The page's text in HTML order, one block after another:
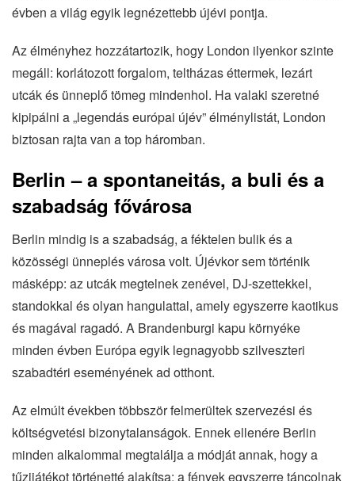
évben a világ egyik legnézettebb újévi pontja.
Az élményhez hozzátartozik, hogy London ilyenkor szinte
megáll: korlátozott forgalom, teltházas éttermek, lezárt
utcák és ünneplő tömeg mindenhol. Ha valaki szeretné
kipipálni a „legendás európai újév” élménylistát, London
biztosan rajta van a top háromban.
Berlin – a spontaneitás, a buli és a
szabadság fővárosa
Berlin mindig is a szabadság, a féktelen bulik és a
közösségi ünneplés városa volt. Újévkor sem történik
másképp: az utcák megtelnek zenével, DJ-szettekkel,
standokkal és olyan hangulattal, amely egyszerre kaotikus
és magával ragadó. A Brandenburgi kapu környéke
minden évben Európa egyik legnagyobb szilveszteri
szabadtéri eseményének ad otthont.
Az elmúlt években többször felmerültek szervezési és
költségvetési bizonytalanságok. Ennek ellenére Berlin
minden alkalommal megtalálja a módját annak, hogy a
tűzijátékot történetté alakítsa: a fények egyszerre táncolnak